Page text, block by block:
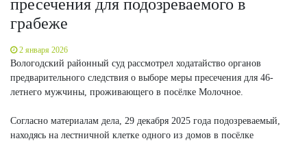
пресечения для подозреваемого в
грабеже
2 января 2026
Вологодский районный суд рассмотрел ходатайство органов
предварительного следствия о выборе меры пресечения для 46-
летнего мужчины, проживающего в посёлке Молочное.
Согласно материалам дела, 29 декабря 2025 года подозреваемый,
находясь на лестничной клетке одного из домов в посёлке